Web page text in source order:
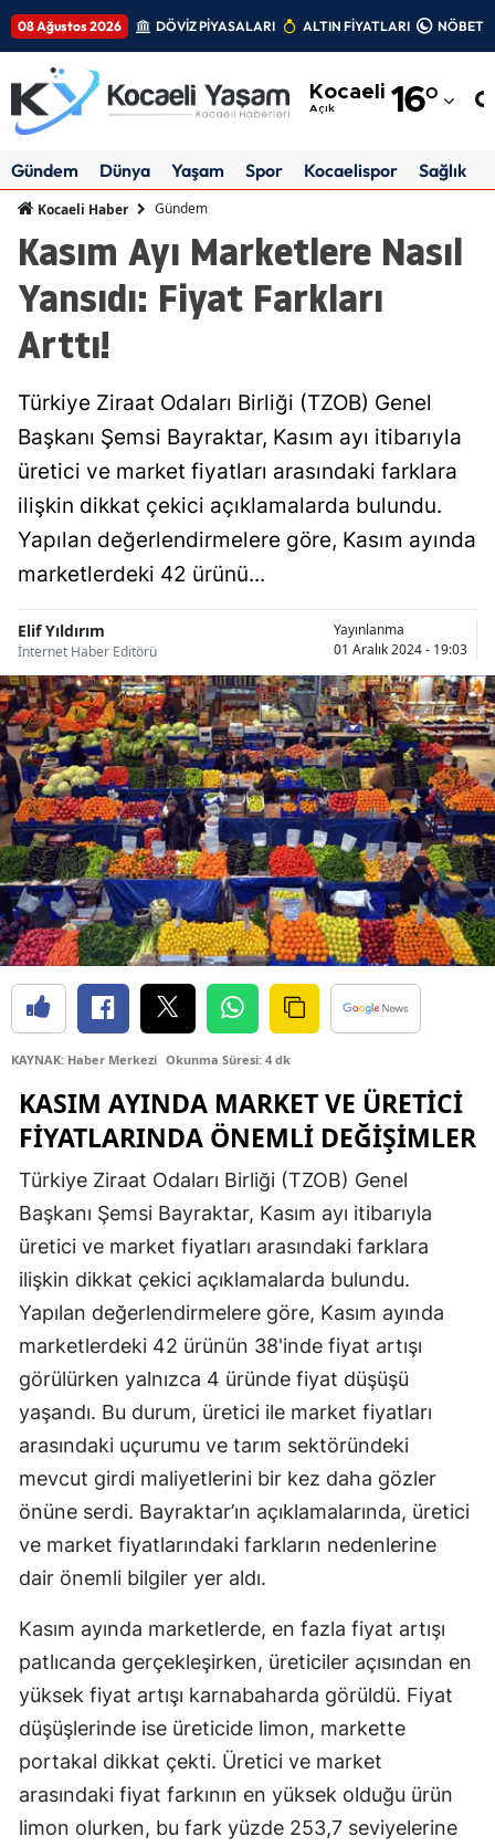
08 Ağustos 2026 DÖVİZ PİYASALARI ALTIN FİYATLARI
Kocaeli
Açık 16°
Adıyaman
Amasya
Ankara
Aydın
Balıkesir
Bilecik
Bitlis
Bolu
Burdur
Bursa
Çanakkale
Çankırı
Çorum
Denizli
Diyarbakır
Edirne
Erzincan
Erzurum
Gaziantep
Giresun
Gümüşhane
Hakkari
Hatay
Isparta
Mersin
Kastamonu
Kayseri
Kırklareli
Kırşehir
Gündem Dünya Yaşam Spor Kocaelispor Sağlık
Kocaeli Haber Gündem
Kasım Ayı Marketlere Nasıl
Yansıdı: Fiyat Farkları
Arttı!
Türkiye Ziraat Odaları Birliği (TZOB) Genel
Başkanı Şemsi Bayraktar, Kasım ayı itibarıyla
üretici ve market fiyatları arasındaki farklara
ilişkin dikkat çekici açıklamalarda bulundu.
Yapılan değerlendirmelere göre, Kasım ayında
marketlerdeki 42 ürünü...
Elif Yıldırım
İnternet Haber Editörü
Yayınlanma
01 Aralık 2024 - 19:03
KAYNAK: Haber Merkezi Okunma Süresi: 4 dk
KASIM AYINDA MARKET VE ÜRETICI
FIYATLARINDA ÖNEMLI DEĞIŞIMLER
Türkiye Ziraat Odaları Birliği (TZOB) Genel
Başkanı Şemsi Bayraktar, Kasım ayı itibarıyla
üretici ve market fiyatları arasındaki farklara
ilişkin dikkat çekici açıklamalarda bulundu.
Yapılan değerlendirmelere göre, Kasım ayında
marketlerdeki 42 ürünün 38'inde fiyat artışı
görülürken yalnızca 4 üründe fiyat düşüşü
yaşandı. Bu durum, üretici ile market fiyatları
arasındaki uçurumu ve tarım sektöründeki
mevcut girdi maliyetlerini bir kez daha gözler
önüne serdi. Bayraktar’ın açıklamalarında, üretici
ve market fiyatlarındaki farkların nedenlerine
dair önemli bilgiler yer aldı.
Kasım ayında marketlerde, en fazla fiyat artışı
patlıcanda gerçekleşirken, üreticiler açısından en
yüksek fiyat artışı karnabaharda görüldü. Fiyat
düşüşlerinde ise üreticide limon, markette
portakal dikkat çekti. Üretici ve market
arasındaki fiyat farkının en yüksek olduğu ürün
limon olurken, bu fark yüzde 253,7 seviyelerine